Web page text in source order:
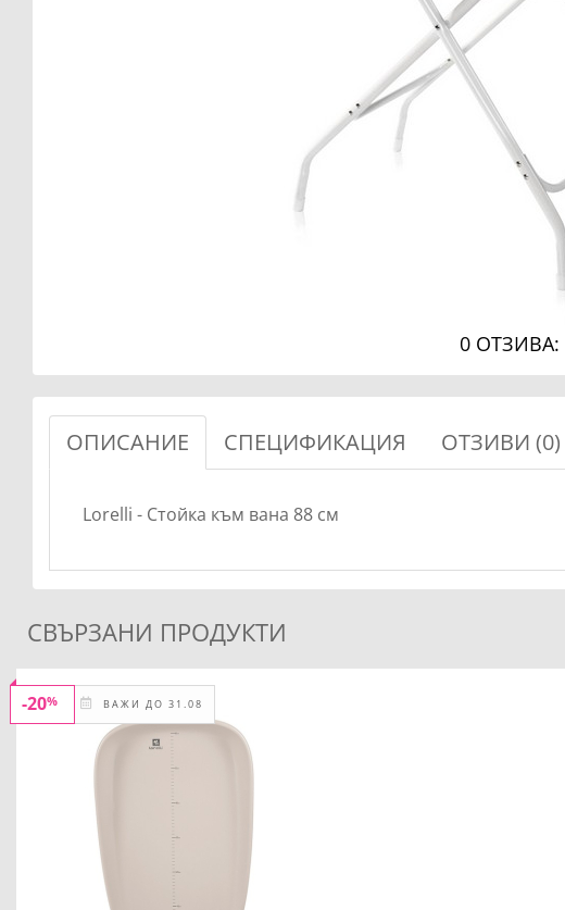
0 ОТЗИВА:
ОПИСАНИЕ СПЕЦИФИКАЦИЯ ОТЗИВИ (0)
Lorelli - Стойка към вана 88 см
СВЪРЗАНИ ПРОДУКТИ
ВАЖИ ДО 31.08
-20%